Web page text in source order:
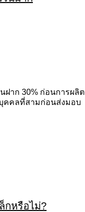
นฝาก 30% ก่อนการผลิต
บุคคลที่สามก่อนส่งมอบ
กหรือไม่?